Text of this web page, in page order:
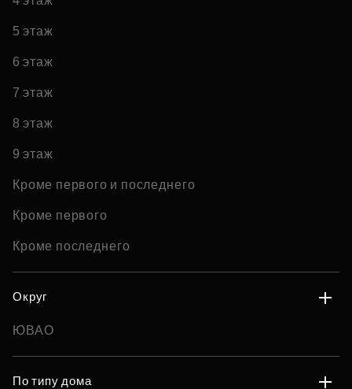
5 этаж
6 этаж
7 этаж
8 этаж
9 этаж
Кроме первого и последнего
Кроме первого
Кроме последнего
Округ
ЮВАО
По типу дома